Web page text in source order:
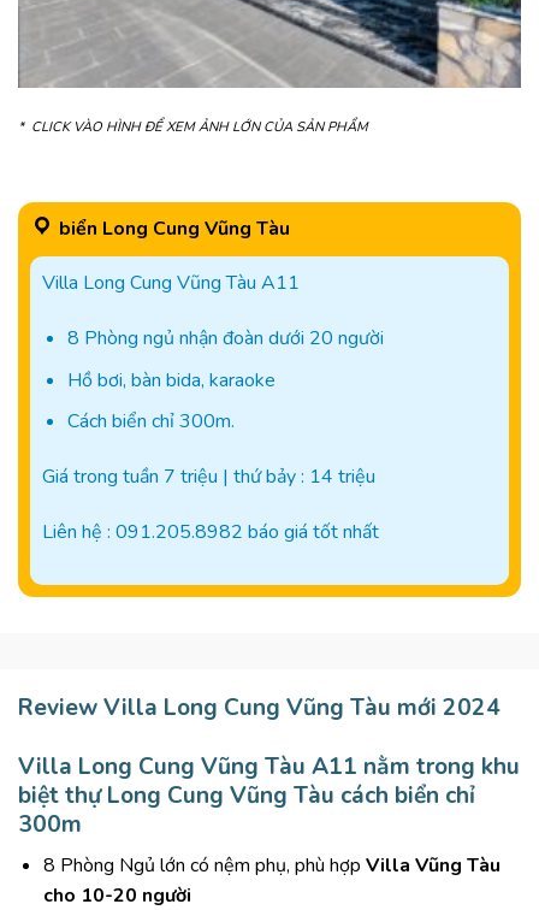
* CLICK VÀO HÌNH ĐỂ XEM ẢNH LỚN CỦA SẢN PHẨM
biển Long Cung Vũng Tàu
Villa Long Cung Vũng Tàu A11
8 Phòng ngủ nhận đoàn dưới 20 người
Hồ bơi, bàn bida, karaoke
Cách biển chỉ 300m.
Giá trong tuần 7 triệu | thứ bảy : 14 triệu
Liên hệ : 091.205.8982 báo giá tốt nhất
Review Villa Long Cung Vũng Tàu mới 2024
Villa Long Cung Vũng Tàu A11 nằm trong khu
biệt thự Long Cung Vũng Tàu cách biển chỉ
300m
8 Phòng Ngủ lớn có nệm phụ, phù hợp Villa Vũng Tàu
cho 10-20 người